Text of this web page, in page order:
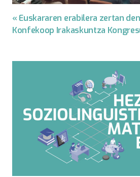
« Euskararen erabilera zertan
Konfekoop Irakaskuntza